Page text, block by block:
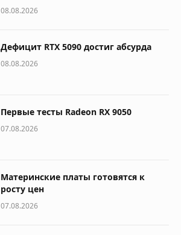
08.08.2026
Дефицит RTX 5090 достиг абсурда
08.08.2026
Первые тесты Radeon RX 9050
07.08.2026
Материнские платы готовятся к
росту цен
07.08.2026